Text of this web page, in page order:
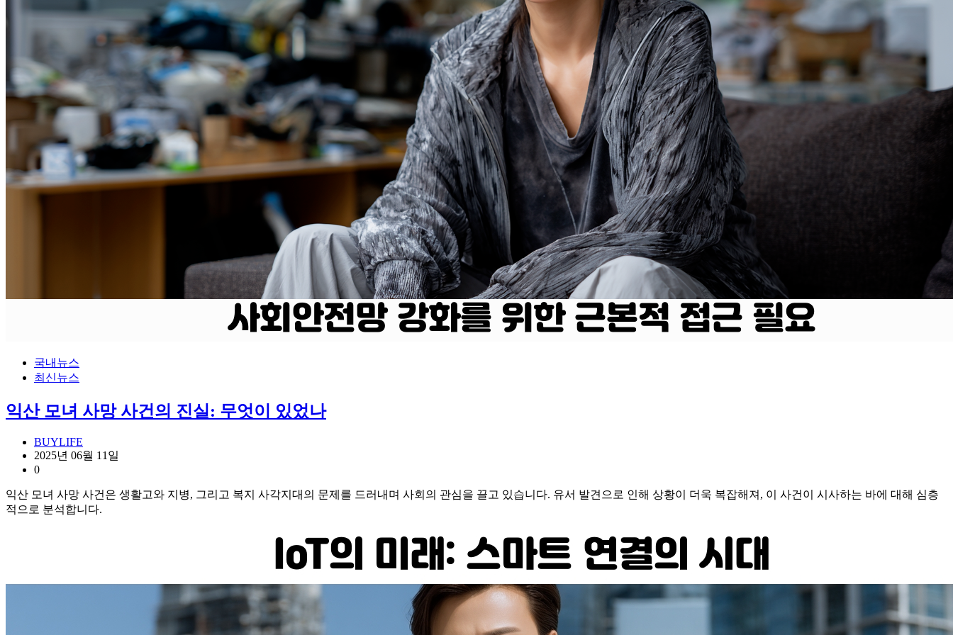
국내뉴스
최신뉴스
익산 모녀 사망 사건의 진실: 무엇이 있었나
BUYLIFE
2025년 06월 11일
0
익산 모녀 사망 사건은 생활고와 지병, 그리고 복지 사각지대의 문제를 드러내며 사회의 관심을 끌고 있습니다. 유서 발견으로 인해 상황이 더욱 복잡해져, 이 사건이 시사하는 바에 대해 심층
적으로 분석합니다.